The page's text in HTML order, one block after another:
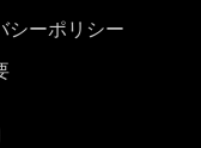
シーポリシー